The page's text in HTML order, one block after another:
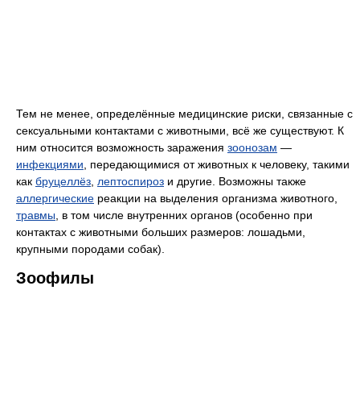
Тем не менее, определённые медицинские риски, связанные с
сексуальными контактами с животными, всё же существуют. К
ним относится возможность заражения зоонозам —
инфекциями , передающимися от животных к человеку, такими
как бруцеллёз лептоспироз и другие. Возможны также
аллергические реакции на выделения организма животного,
травмы , в том числе внутренних органов (особенно при
контактах с животными больших размеров: лошадьми,
крупными породами собак).
Зоофилы